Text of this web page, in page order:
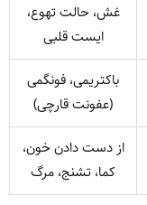
غش، حالت تهوع،
ایست قلبی
باکتریمی، فونگمی
(عفونت قارچی)
از دست دادن خون،
کما، تشنج، مرگ